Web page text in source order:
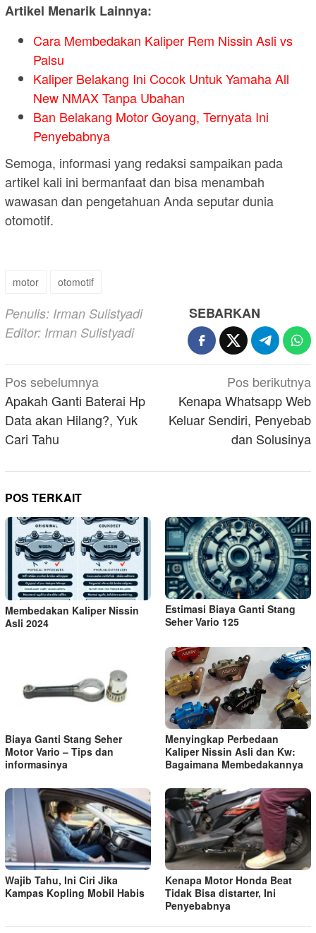
Artikel Menarik Lainnya:
Cara Membedakan Kaliper Rem Nissin Asli vs
Palsu
Kaliper Belakang Ini Cocok Untuk Yamaha All
New NMAX Tanpa Ubahan
Ban Belakang Motor Goyang, Ternyata Ini
Penyebabnya
Semoga, informasi yang redaksi sampaikan pada
artikel kali ini bermanfaat dan bisa menambah
wawasan dan pengetahuan Anda seputar dunia
otomotif.
motor otomotif
Penulis: Irman Sulistyadi
Editor: Irman Sulistyadi
SEBARKAN
Navigasi
pos
Pos sebelumnya
Apakah Ganti Baterai Hp
Data akan Hilang?, Yuk
Cari Tahu
Pos berikutnya
Kenapa Whatsapp Web
Keluar Sendiri, Penyebab
dan Solusinya
POS TERKAIT
Membedakan Kaliper Nissin
Asli 2024
Estimasi Biaya Ganti Stang
Seher Vario 125
Biaya Ganti Stang Seher
Motor Vario – Tips dan
informasinya
Menyingkap Perbedaan
Kaliper Nissin Asli dan Kw:
Bagaimana Membedakannya
Wajib Tahu, Ini Ciri Jika
Kampas Kopling Mobil Habis
Kenapa Motor Honda Beat
Tidak Bisa distarter, Ini
Penyebabnya